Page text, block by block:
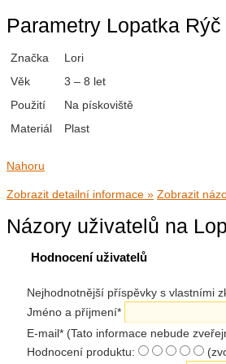
Parametry Lopatka
Značka
Lori
Věk
3 – 8 let
Použití
Na pískoviště
Materiál
Plast
Nahoru
Zobrazit detailní informace » Zobrazit
Názory uživatelů na
Hodnocení uživatelů
Nejhodnotnější příspěvky s vlastními
Jméno a příjmení*
E-mail* (Tato informace nebude
Hodnocení produktu: